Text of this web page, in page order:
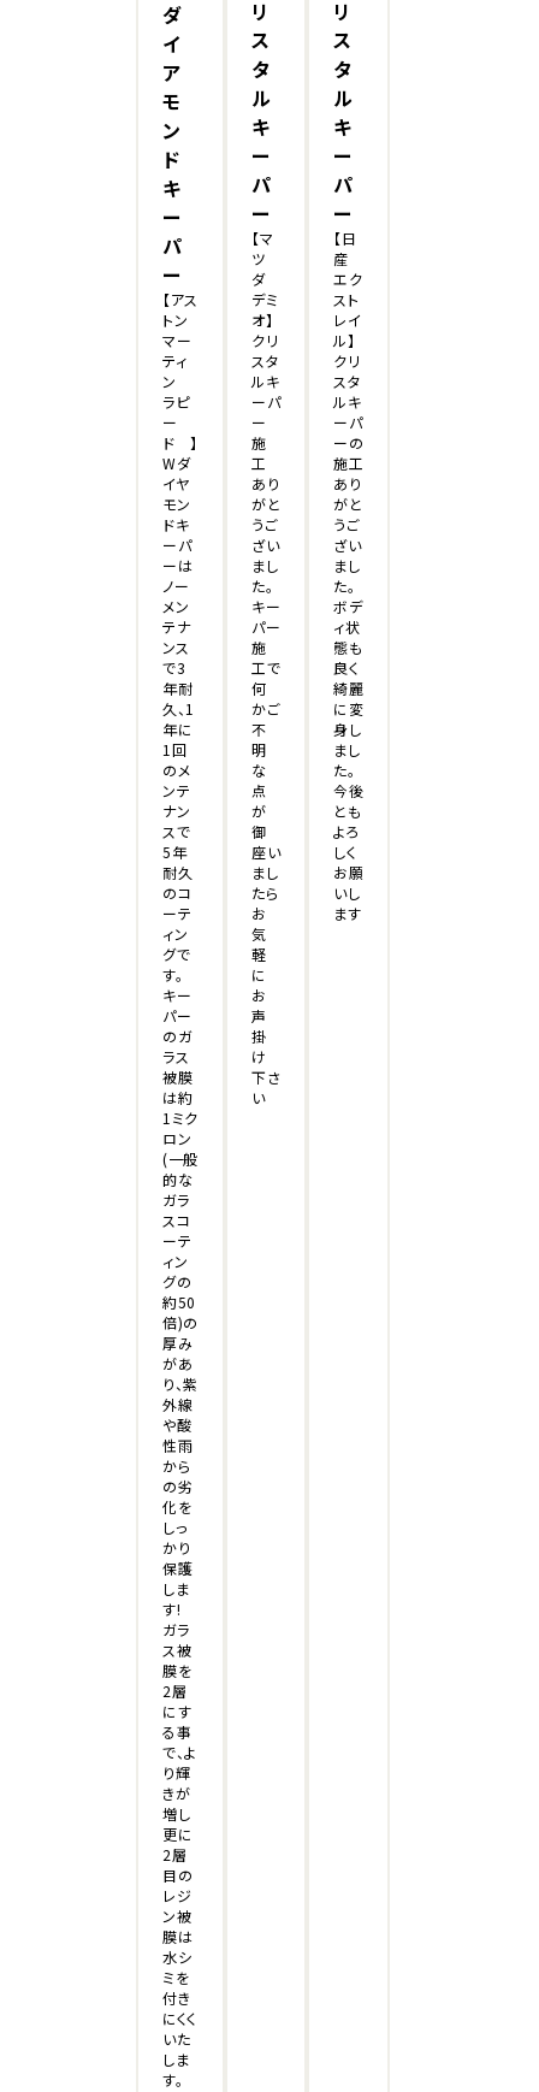
ダ
イ
ア
モ
ン
ド
キ
ー
パ
ー
【アス
トン
マー
ティ
ン
ラピ
ー
ド 】
Wダ
イヤ
モン
ドキ
ーパ
ーは
ノー
メン
テナ
ンス
で3
年耐
久、1
年に
1回
のメ
ンテ
ナン
スで
5年
耐久
のコ
ーテ
ィン
グで
す。
キー
パー
のガ
ラス
被膜
は約
1ミク
ロン
(一般
的な
ガラ
スコ
ーテ
ィン
グの
約50
倍)の
厚み
があ
り、紫
外線
や酸
性雨
から
の劣
化を
しっ
かり
保護
しま
す!
ガラ
ス被
膜を
2層
にす
る事
で、よ
り輝
きが
増し
更に
2層
目の
レジ
ン被
膜は
水シ
ミを
付き
にくく
いた
しま
す。
リ
ス
タ
ル
キ
ー
パ
ー
【マ
ツ
ダ
デミ
オ】
クリ
スタ
ルキ
ーパ
ー
施
工
あり
がと
うご
ざい
まし
た。
キー
パー
施
工で
何
かご
不
明
な
点
が
御
座い
まし
たら
お
気
軽
に
お
声
掛
け
下さ
い
リ
ス
タ
ル
キ
ー
パ
ー
【日
産
エク
スト
レイ
ル】
クリ
スタ
ルキ
ーパ
ーの
施工
あり
がと
うご
ざい
まし
た。
ボデ
ィ状
態も
良く
綺麗
に変
身し
まし
た。
今後
とも
よろ
しく
お願
いし
ます